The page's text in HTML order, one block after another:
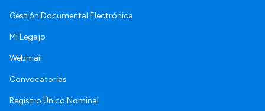
Gestión Documental Electrónica
Mi Legajo
Webmail
Convocatorias
Registro Único Nominal